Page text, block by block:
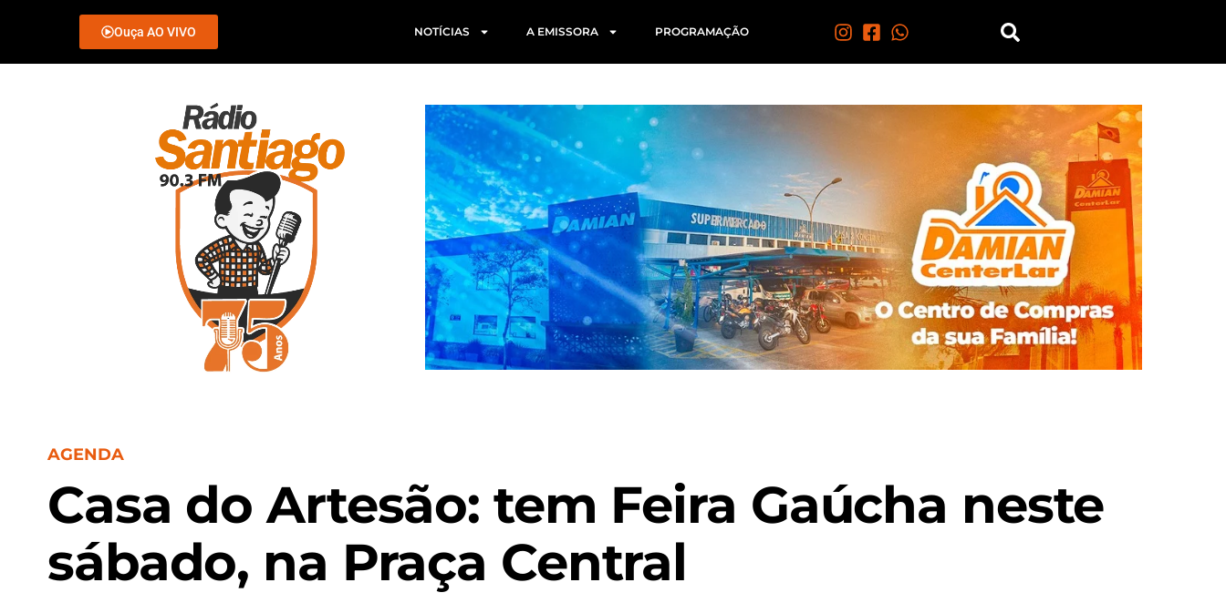
Ouça AO VIVO NOTÍCIAS A EMISSORA PROGRAMAÇÃO
AGENDA
Casa do Artesão: tem Feira Gaúcha neste
sábado, na Praça Central